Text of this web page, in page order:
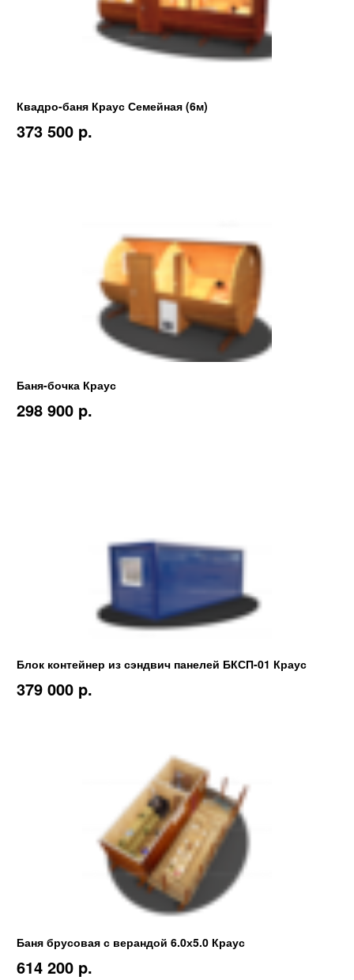
Квадро-баня Краус Семейная (6м)
373 500 p.
Баня-бочка Краус
298 900 p.
Блок контейнер из сэндвич панелей БКСП-01 Краус
379 000 p.
Баня брусовая с верандой 6.0х5.0 Краус
614 200 p.